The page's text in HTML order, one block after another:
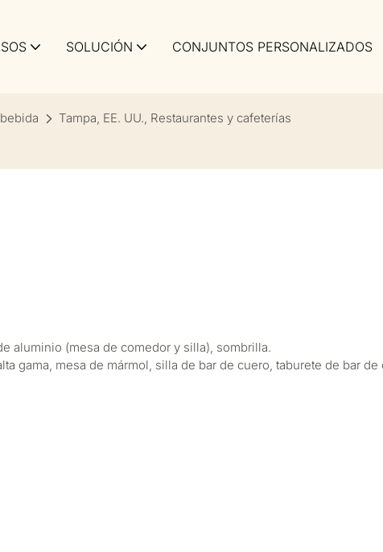
SOLUCIÓN CONJUNTOS PERSONALIZADOS
Tampa, EE. UU., Restaurantes y cafeterías
aluminio (mesa de comedor y silla), sombrilla.
gama, mesa de mármol, silla de bar de cuero, taburete de bar de